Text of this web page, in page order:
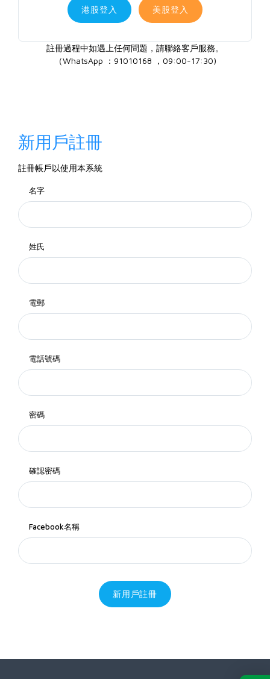
港股登入 美股登入
註冊過程中如遇上任何問題，請聯絡客戶服務。
（WhatsApp ：91010168 ，09:00-17:30)
新用戶註冊
註冊帳戶以使用本系統
名字
姓氏
電郵
電話號碼
密碼
確認密碼
Facebook名稱
新用戶註冊